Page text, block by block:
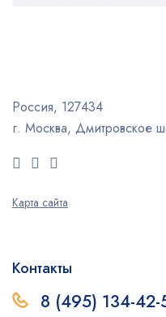
Россия, 127434
г. Москва, Дмитровское
Карта сайта
Контакты
8 (495) 134-42-